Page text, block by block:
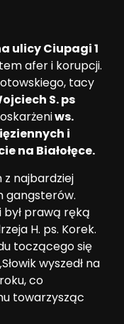
ulicy Ciupagi 1
afer i korupcji.
tacy
S. ps
ws.
i
na Białołęce.
z najbardziej
gangsterów.
był prawą ręką
H. ps. Korek.
toczącego się
wyszedł na
co
towarzysząc